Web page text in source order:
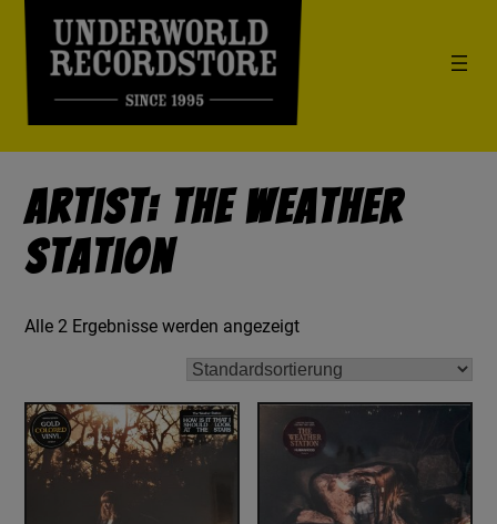
Artist: The Weather
Station
Alle 2 Ergebnisse werden angezeigt